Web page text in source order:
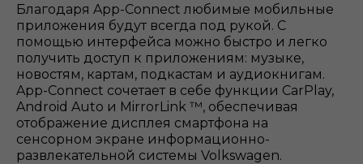
Благодаря App-Connect любимые мобильные
приложения будут всегда под рукой. С
помощью интерфейса можно быстро и легко
получить доступ к приложениям: музыке,
новостям, картам, подкастам и аудиокнигам.
App-Connect сочетает в себе функции CarPlay,
Android Auto и MirrorLink ™, обеспечивая
отображение дисплея смартфона на
сенсорном экране информационно-
развлекательной системы Volkswagen.